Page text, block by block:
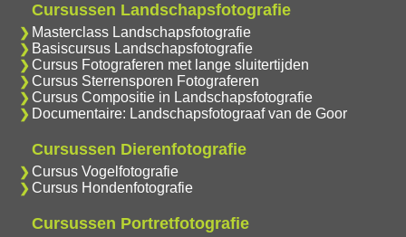
Cursussen Landschapsfotografie
Masterclass Landschapsfotografie
Basiscursus Landschapsfotografie
Cursus Fotograferen met lange sluitertijden
Cursus Sterrensporen Fotograferen
Cursus Compositie in Landschapsfotografie
Documentaire: Landschapsfotograaf van de Goor
Cursussen Dierenfotografie
Cursus Vogelfotografie
Cursus Hondenfotografie
Cursussen Portretfotografie